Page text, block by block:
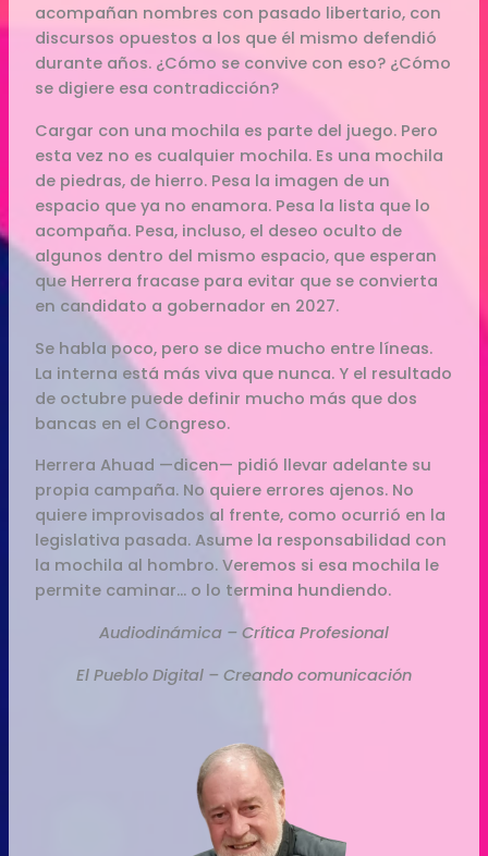
acompañan nombres con pasado libertario, con
discursos opuestos a los que él mismo defendió
durante años. ¿Cómo se convive con eso? ¿Cómo
se digiere esa contradicción?
Cargar con una mochila es parte del juego. Pero
esta vez no es cualquier mochila. Es una mochila
de piedras, de hierro. Pesa la imagen de un
espacio que ya no enamora. Pesa la lista que lo
acompaña. Pesa, incluso, el deseo oculto de
algunos dentro del mismo espacio, que esperan
que Herrera fracase para evitar que se convierta
en candidato a gobernador en 2027.
Se habla poco, pero se dice mucho entre líneas.
La interna está más viva que nunca. Y el resultado
de octubre puede definir mucho más que dos
bancas en el Congreso.
Herrera Ahuad —dicen— pidió llevar adelante su
propia campaña. No quiere errores ajenos. No
quiere improvisados al frente, como ocurrió en la
legislativa pasada. Asume la responsabilidad con
la mochila al hombro. Veremos si esa mochila le
permite caminar… o lo termina hundiendo.
Audiodinámica – Crítica Profesional
El Pueblo Digital – Creando comunicación